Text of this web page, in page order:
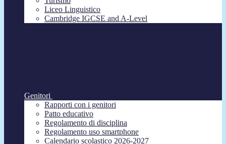
Liceo Linguistico
Cambridge IGCSE and A-Level
Genitori
Rapporti con i genitori
Patto educativo
Regolamento di disciplina
Regolamento uso smartphone
Calendario scolastico 2026-2027